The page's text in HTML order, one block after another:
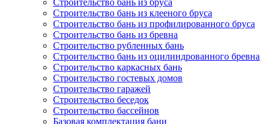
Строительство бань из бруса
Строительство бань из клееного бруса
Строительство бань из профилированного бруса
Строительство бань из бревна
Строительство рубленных бань
Строительство бань из оцилиндрованного бревна
Строительство каркасных бань
Строительство гостевых домов
Строительство гаражей
Строительство беседок
Строительство бассейнов
Базовая комплектация бани